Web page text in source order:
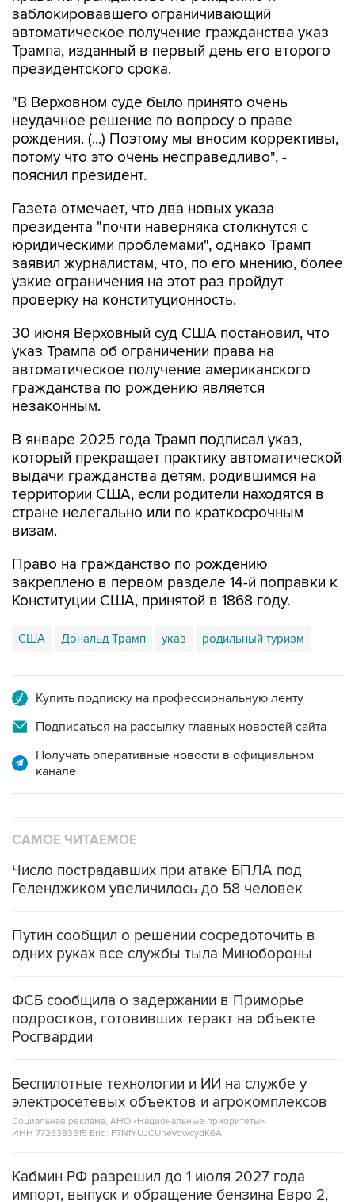
заблокировавшего ограничивающий
автоматическое получение гражданства указ
Трампа, изданный в первый день его второго
президентского срока.
"В Верховном суде было принято очень
неудачное решение по вопросу о праве
рождения. (...) Поэтому мы вносим коррективы,
потому что это очень несправедливо", -
пояснил президент.
Газета отмечает, что два новых указа
президента "почти наверняка столкнутся с
юридическими проблемами", однако Трамп
заявил журналистам, что, по его мнению, более
узкие ограничения на этот раз пройдут
проверку на конституционность.
30 июня Верховный суд США постановил, что
указ Трампа об ограничении права на
автоматическое получение американского
гражданства по рождению является
незаконным.
В январе 2025 года Трамп подписал указ,
который прекращает практику автоматической
выдачи гражданства детям, родившимся на
территории США, если родители находятся в
стране нелегально или по краткосрочным
визам.
Право на гражданство по рождению
закреплено в первом разделе 14-й поправки к
Конституции США, принятой в 1868 году.
США Дональд Трамп указ родильный туризм
Купить подписку на профессиональную ленту
Подписаться на рассылку главных новостей сайта
Получать оперативные новости в официальном
канале
САМОЕ ЧИТАЕМОЕ
Число пострадавших при атаке БПЛА под
Геленджиком увеличилось до 58 человек
Путин сообщил о решении сосредоточить в
одних руках все службы тыла Минобороны
ФСБ сообщила о задержании в Приморье
подростков, готовивших теракт на объекте
Росгвардии
Беспилотные технологии и ИИ на службе у
электросетевых объектов и агрокомплексов
Социальная реклама, АНО «Национальные приоритеты».
ИНН 7725383515 Erid: F7NfYUJCUneVdwcydK6A
Кабмин РФ разрешил до 1 июля 2027 года
импорт, выпуск и обращение бензина Евро 2,